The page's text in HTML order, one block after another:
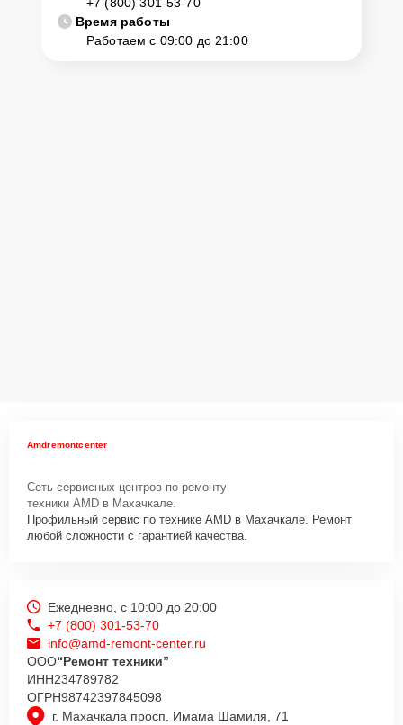
Время работы
Работаем с 09:00 до 21:00
Amdremontcenter
Сеть сервисных центров по ремонту
техники AMD в Махачкале.
Профильный сервис по технике AMD в Махачкале. Ремонт
любой сложности с гарантией качества.
г. Махачкала просп. Имама Шамиля, 71
Ежедневно, с 10:00 до 20:00
+7 (800) 301-53-70
info@amd-remont-center.ru
ООО“Ремонт техники”
ИНН234789782
ОГРН98742397845098